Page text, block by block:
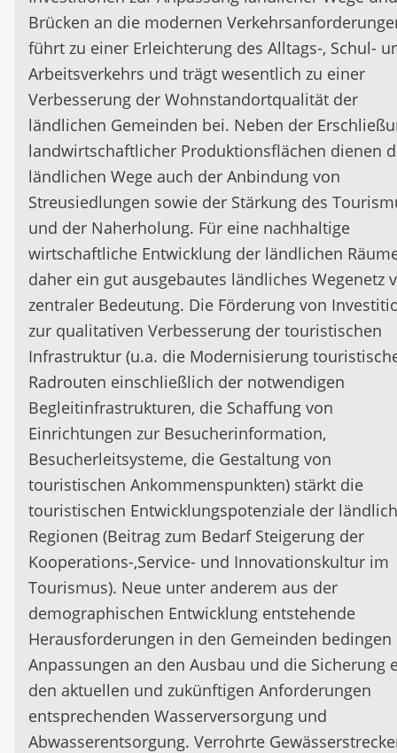
Brücken an die modernen
führt zu einer Erleichterung des Alltags-, Schul-
Arbeitsverkehrs und trägt wesentlich zu einer
Verbesserung der Wohnstandortqualität der
ländlichen Gemeinden bei. Neben der
landwirtschaftlicher Produktionsflächen dienen
ländlichen Wege auch der Anbindung von
Streusiedlungen sowie der Stärkung des
und der Naherholung. Für eine nachhaltige
wirtschaftliche Entwicklung der ländlichen
daher ein gut ausgebautes ländliches Wegenetz
zentraler Bedeutung. Die Förderung von
zur qualitativen Verbesserung der touristischen
Infrastruktur (u.a. die Modernisierung
Radrouten einschließlich der notwendigen
Begleitinfrastrukturen, die Schaffung von
Einrichtungen zur Besucherinformation,
Besucherleitsysteme, die Gestaltung von
touristischen Ankommenspunkten) stärkt die
touristischen Entwicklungspotenziale der
Regionen (Beitrag zum Bedarf Steigerung der
Kooperations-,Service- und Innovationskultur im
Tourismus). Neue unter anderem aus der
demographischen Entwicklung entstehende
Herausforderungen in den Gemeinden bedingen
Anpassungen an den Ausbau und die Sicherung
den aktuellen und zukünftigen Anforderungen
entsprechenden Wasserversorgung und
Abwasserentsorgung. Verrohrte